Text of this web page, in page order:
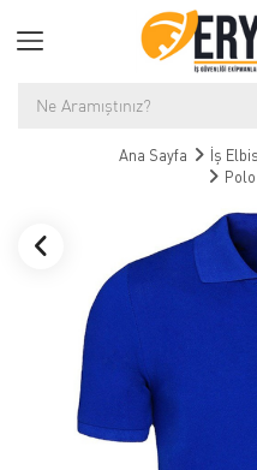
Ana Sayfa İş